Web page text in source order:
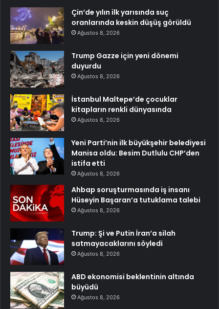
Çin’de yılın ilk yarısında suç
oranlarında keskin düşüş görüldü
Ağustos 8, 2026
Trump Gazze için yeni dönemi
duyurdu
Ağustos 8, 2026
İstanbul Maltepe’de çocuklar
kitapların renkli dünyasında
Ağustos 8, 2026
Yeni Parti’nin ilk büyükşehir belediyesi
Manisa oldu: Besim Dutlulu CHP’den
istifa etti
Ağustos 8, 2026
Ahbap soruşturmasında iş insanı
Hüseyin Başaran’a tutuklama talebi
Ağustos 8, 2026
Trump: Şi ve Putin İran’a silah
satmayacaklarını söyledi
Ağustos 8, 2026
ABD ekonomisi beklentinin altında
büyüdü
Ağustos 8, 2026